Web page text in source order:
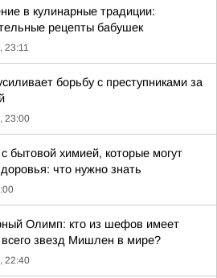
в кулинарные традиции:
рецепты бабушек
23:11
борьбу с преступниками за
23:00
бытовой химией, которые могут
что нужно знать
Олимп: кто из шефов имеет
звезд Мишлен в мире?
22:40